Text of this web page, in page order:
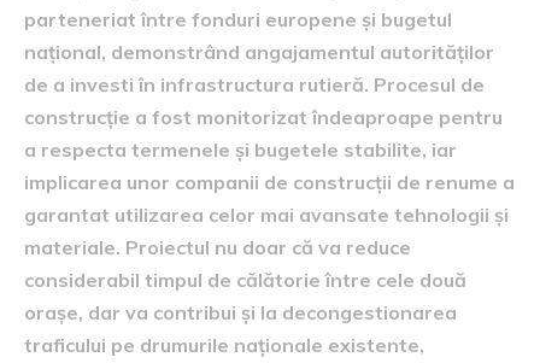
parteneriat între fonduri europene și bugetul
național, demonstrând angajamentul autorităților
de a investi în infrastructura rutieră. Procesul de
construcție a fost monitorizat îndeaproape pentru
a respecta termenele și bugetele stabilite, iar
implicarea unor companii de construcții de renume a
garantat utilizarea celor mai avansate tehnologii și
materiale. Proiectul nu doar că va reduce
considerabil timpul de călătorie între cele două
orașe, dar va contribui și la decongestionarea
traficului pe drumurile naționale existente,